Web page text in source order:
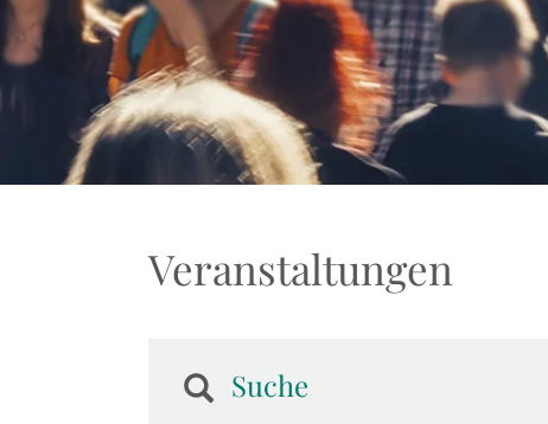
Veranstaltungen
Suche